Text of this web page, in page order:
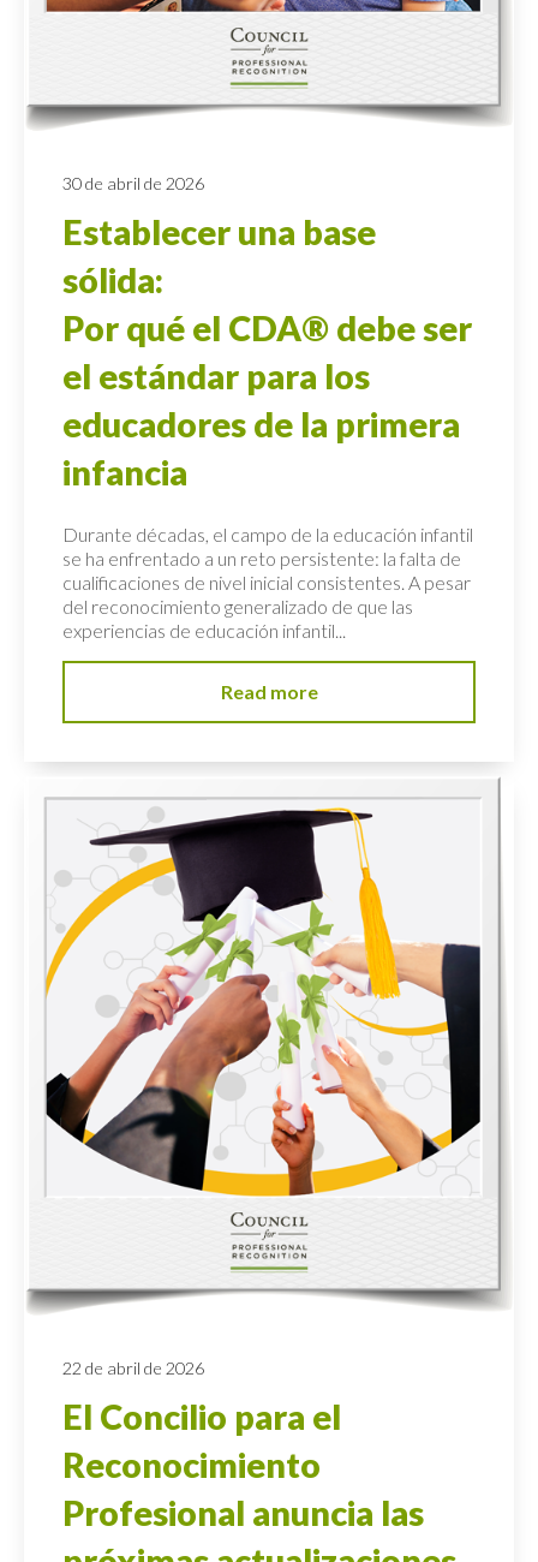
30 de abril de 2026
Establecer una base
sólida:
Por qué el CDA® debe ser
el estándar para los
educadores de la primera
infancia
Durante décadas, el campo de la educación infantil
se ha enfrentado a un reto persistente: la falta de
cualificaciones de nivel inicial consistentes. A pesar
del reconocimiento generalizado de que las
experiencias de educación infantil...
Read more
22 de abril de 2026
El Concilio para el
Reconocimiento
Profesional anuncia las